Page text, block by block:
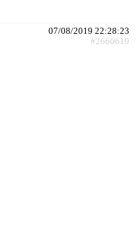
07/08/2019 22:28:23
#2660619